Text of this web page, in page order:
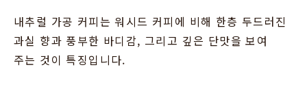
내추럴 가공 커피는 워시드 커피에 비해 한층 두드러진
과실 향과 풍부한 바디감, 그리고 깊은 단맛을 보여
주는 것이 특징입니다.